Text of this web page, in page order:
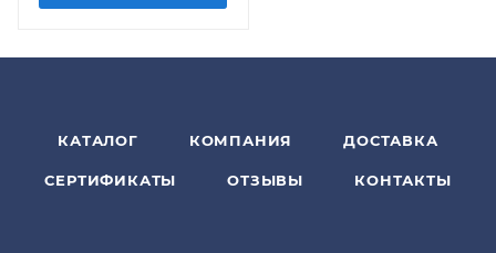
КАТАЛОГ КОМПАНИЯ ДОСТАВКА
СЕРТИФИКАТЫ ОТЗЫВЫ КОНТАКТЫ